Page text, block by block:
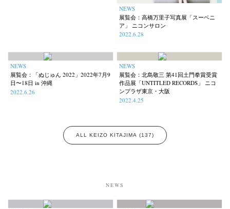
NEWS
展覧会：高橋万里子写真展「スーベニ
ア」 ニコンサロン
2022.6.28
NEWS
展覧会：「ぬじゅん 2022」2022年7月9
日〜18日 in 沖縄
2022.6.26
NEWS
展覧会：北島敬三 第41回土門拳賞受賞
作品展「UNTITLED RECORDS」 ニコ
ンプラザ東京・大阪
2022.4.25
ALL KEIZO KITAJIMA (137)
NEWS